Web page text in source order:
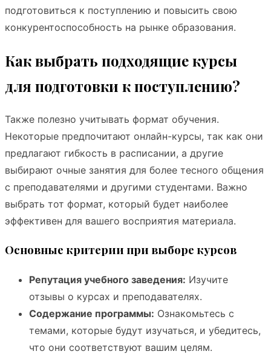
подготовиться к поступлению и повысить свою
конкурентоспособность на рынке образования.
Как выбрать подходящие курсы
для подготовки к поступлению?
Также полезно учитывать формат обучения.
Некоторые предпочитают онлайн-курсы, так как они
предлагают гибкость в расписании, а другие
выбирают очные занятия для более тесного общения
с преподавателями и другими студентами. Важно
выбрать тот формат, который будет наиболее
эффективен для вашего восприятия материала.
Основные критерии при выборе курсов
Репутация учебного заведения: Изучите
отзывы о курсах и преподавателях.
Содержание программы: Ознакомьтесь с
темами, которые будут изучаться, и убедитесь,
что они соответствуют вашим целям.